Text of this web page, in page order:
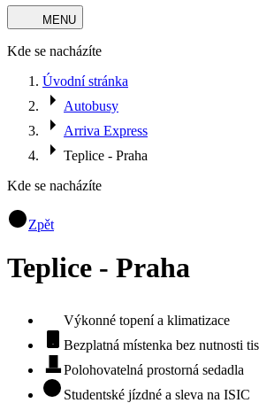
MENU
Kde se nacházíte
Úvodní stránka
Autobusy
Arriva Express
Teplice - Praha
Kde se nacházíte
Zpět
Teplice - Praha
Výkonné topení a klimatizace
Bezplatná místenka bez nutnosti
Polohovatelná prostorná sedadla
Studentské jízdné a sleva na ISIC